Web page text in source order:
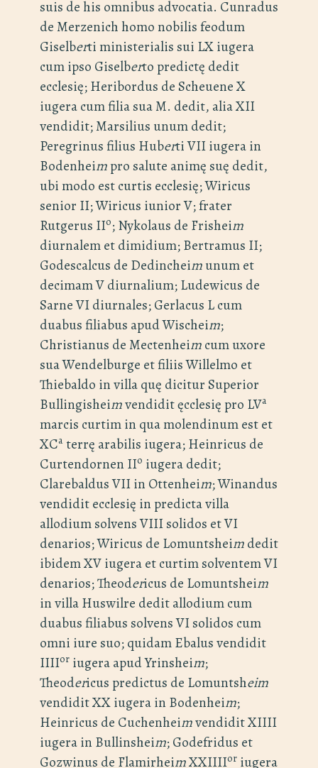
suis de his omnibus advocatia. Cunradus
de Merzenich homo nobilis feodum
Giselberti ministerialis sui LX iugera
cum ipso Giselberto predictę dedit
ecclesię; Heribordus de Scheuene X
iugera cum filia sua M. dedit, alia XII
vendidit; Marsilius unum dedit;
Peregrinus filius Huberti VII iugera in
Bodenheimpro salute animę suę dedit,
ubi modo est curtis ecclesię; Wiricus
senior II; Wiricus iunior V; frater
Rutgerus IIo; Nykolaus de Frisheim
diurnalem et dimidium; Bertramus II;
Godescalcus de Dedincheimunum et
decimam V diurnalium; Ludewicus de
Sarne VI diurnales; Gerlacus L cum
duabus filiabus apud Wischeim;
Christianus de Mectenheimcum uxore
sua Wendelburge et filiis Willelmo et
Thiebaldo in villa quę dicitur Superior
Bullingisheimvendidit ęcclesię pro LVa
marcis curtim in qua molendinum est et
XCa terrę arabilis iugera; Heinricus de
Curtendornen IIo iugera dedit;
Clarebaldus VII in Ottenheim; Winandus
vendidit ecclesię in predicta villa
allodium solvens VIII solidos et VI
denarios; Wiricus de Lomuntsheimdedit
ibidem XV iugera et curtim solventem VI
denarios; Theodericus de Lomuntsheim
in villa Huswilre dedit allodium cum
duabus filiabus solvens VI solidos cum
omni iure suo; quidam Ebalus vendidit
IIIIor iugera apud Yrinsheim;
Theodericus predictus de Lomuntsheim
vendidit XX iugera in Bodenheim;
Heinricus de Cuchenheimvendidit XIIII
iugera in Bullinsheim; Godefridus et
Gozwinus de FlamirheimXXIIIIor iugera